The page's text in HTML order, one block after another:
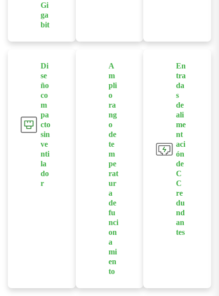
Gi
ga
bit
completos
con un ancho
de banda de
placa base
elevado para
garantizar una
transmisión de
datos estable
en redes
industriales.
opcionales
la distancia de
transmisión y
mejorar la
flexibilidad de
implementaci
industrial y
carcasa de
aluminio
fundido a
presión para
funcionamient
o fiable en
entornos
difíciles.
Di
se
ño
co
m
pa
cto
sin
ve
nti
la
do
r
presión para
A
m
pli
o
ra
ng
o
de
te
m
pe
rat
ur
a
de
fu
nci
on
a
mi
en
to
En
tra
da
s
de
ali
me
nt
aci
ón
de
C
C
re
du
nd
an
tes
redundantes y